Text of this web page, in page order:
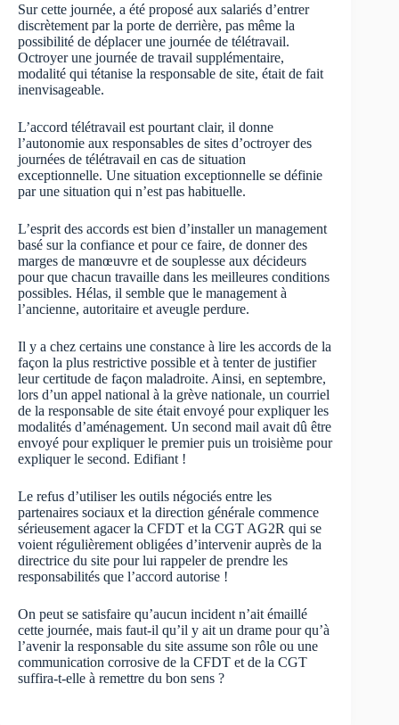
Sur cette journée, a été proposé aux salariés d’entrer
discrètement par la porte de derrière, pas même la
possibilité de déplacer une journée de télétravail.
Octroyer une journée de travail supplémentaire,
modalité qui tétanise la responsable de site, était de fait
inenvisageable.
L’accord télétravail est pourtant clair, il donne
l’autonomie aux responsables de sites d’octroyer des
journées de télétravail en cas de situation
exceptionnelle. Une situation exceptionnelle se définie
par une situation qui n’est pas habituelle.
L’esprit des accords est bien d’installer un management
basé sur la confiance et pour ce faire, de donner des
marges de manœuvre et de souplesse aux décideurs
pour que chacun travaille dans les meilleures conditions
possibles. Hélas, il semble que le management à
l’ancienne, autoritaire et aveugle perdure.
Il y a chez certains une constance à lire les accords de la
façon la plus restrictive possible et à tenter de justifier
leur certitude de façon maladroite. Ainsi, en septembre,
lors d’un appel national à la grève nationale, un courriel
de la responsable de site était envoyé pour expliquer les
modalités d’aménagement. Un second mail avait dû être
envoyé pour expliquer le premier puis un troisième pour
expliquer le second. Edifiant !
Le refus d’utiliser les outils négociés entre les
partenaires sociaux et la direction générale commence
sérieusement agacer la CFDT et la CGT AG2R qui se
voient régulièrement obligées d’intervenir auprès de la
directrice du site pour lui rappeler de prendre les
responsabilités que l’accord autorise !
On peut se satisfaire qu’aucun incident n’ait émaillé
cette journée, mais faut-il qu’il y ait un drame pour qu’à
l’avenir la responsable du site assume son rôle ou une
communication corrosive de la CFDT et de la CGT
suffira-t-elle à remettre du bon sens ?